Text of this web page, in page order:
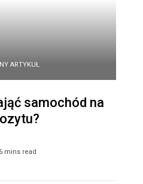
ARTYKUŁ
samochód na
6 mins read